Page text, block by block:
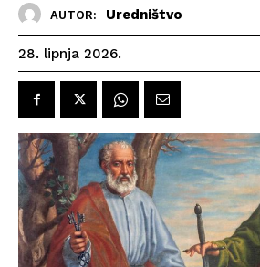
AUTOR: Uredništvo
28. lipnja 2026.